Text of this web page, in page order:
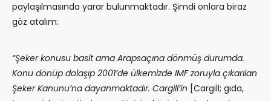
paylaşılmasında yarar bulunmaktadır. Şimdi onlara biraz
göz atalım:
“Şeker konusu basit ama Arapsaçına dönmüş durumda.
Konu dönüp dolaşıp 2001’de ülkemizde IMF zoruyla çıkarılan
Şeker Kanunu’na dayanmaktadır. Cargill’in [Cargill; gıda,